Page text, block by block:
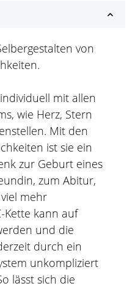
von
mit allen
wie Herz, Stern
Mit den
ist sie ein
zur Geburt eines
zum Abitur,
mehr
Kette kann auf
und die
durch ein
unkompliziert
lässt sich die